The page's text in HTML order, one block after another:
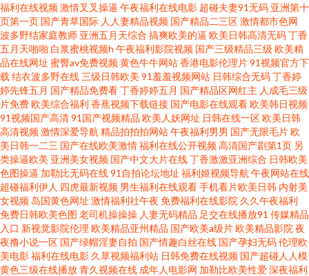
二区三区 日韩色精品区 成人熟女一区二区 超碰人人网站 老湿机免费福利区
91黑丝美女被c 色五月专区导航 国产黄色自慰免费看 欧美日韩成人精品在线
日本一道www 白丝91 91制片厂麻豆映画传媒天美传媒蜜桃传 九一在线视频
一区二区三区精品 色色一区 欧美二区内射 91久久中文网 九九九热草视频 欧
美人妖视频 www无码乱轮 超鹏在线视频观看 免费操逼视频导航 国产极品免
费的 人人色微拍 屁屁影院国产 成人日韩精品 91中文网在线 免费人妻精品区
一区二 91视频在线 91网址色情 蜜桃臀微拍 91传媒完整版免费 免费在线看中
文版电影 日本黄业 亚欧在线观 无码伊人综合网 aV色导航 性爱天堂f 欧美性交
福利在线视频激情叉叉操逼 午夜福利在线电影 超碰夫妻91无码 亚洲第十
页第一页 国产青草国际 人人妻精品视频 国产精品二三区激情都市色网
波多野结家庭教师 亚洲五月天综合 搞爽欧美的逼 欧美日韩高清无码丁香
五月天啪啪 白浆蜜桃视频h 午夜福利影院视频 国产三级精品三级 欧美精
品在线网址 蜜臀av免费视频黄色牛牛网站香港电影伦理片91视频官方下
载 结衣波多野在线 三级日韩欧美 91羞羞视频网站 日韩综合无码丁香婷
婷先锋五月 国产精品免费看丁香婷婷五月 国产精品区网红主 人成毛三级
片免费欧美综合福利 香蕉视频下载链接 国产电影在线观看欧美韩日视频
91视频国产高清91国产视频精品 欧美人妖网址 日韩在线一区欧美日韩
高清视频激情深爱导航 精品拍拍拍网站午夜福利男男 国产无限毛片欧
美日韩一二三 国产在线欧美激情福利在线公开视频高清国产剧第1页 另
类操逼欧美 亚洲美女视频 国产中文大片在线丁香激激亚洲综合 日韩欧美
色图操逼 加勒比无码在线91自拍论坛地址 福利姬视频导航 午夜网站在线
超碰福利伊人 四虎最新视频 男生福利在线观看手机看片欧美日韩 内射美
女视频 岛国黄色网址 激情福利社午夜 免费福利在线影院 久久午夜福利
免费日韩欧美色图 老司机操操操 人妻无码精品 足交在线播放91 传媒精品
入口 新视觉影院伦理 欧美精品亚州精品 国产欧美a级片欧美精品影院 夜
夜撸小说一区 国产绿帽淫妻自拍 国产情趣白丝在线 国产孕妇无码伦理欧
美电影福利在线电影 久草视频福利站 日韩免费在线视频 国产超碰人人模
黄色三级在线播放青久视频在线 成年人电影网 加勒比欧美性爱深夜福利